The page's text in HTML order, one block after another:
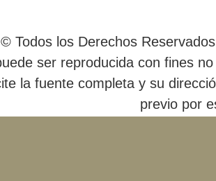
© Todos los Derechos
ser reproducida con fines
la fuente completa y su
previo por